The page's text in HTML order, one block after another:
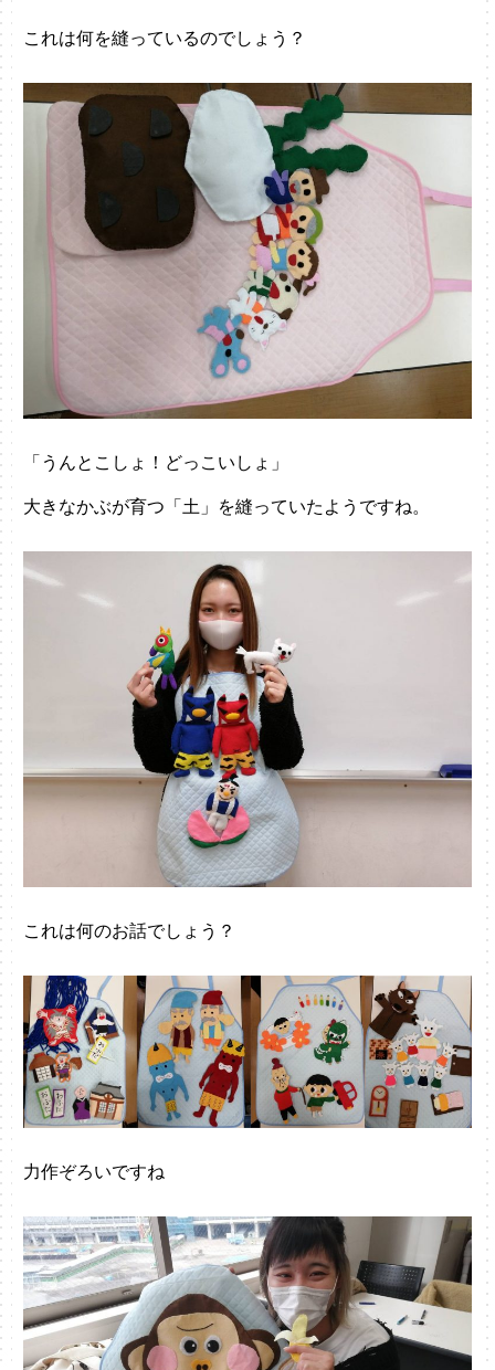
これは何を縫っているのでしょう？
「うんとこしょ！どっこいしょ」
大きなかぶが育つ「土」を縫っていたようですね。
これは何のお話でしょう？
力作ぞろいですね